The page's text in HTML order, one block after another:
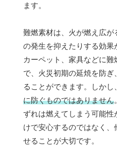
ます。
難燃素材は、火が燃え広が
の発生を抑えたりする効
カーペット、家具などに難
で、火災初期の延焼を防
ることができます。しかし、
に防ぐものではありません
ずれは燃えてしまう可能
けで安心するのではなく
せることが大切です。